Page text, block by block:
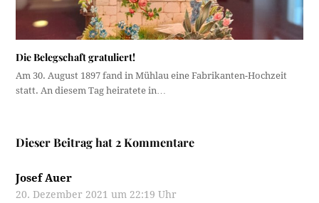
Die Belegschaft gratuliert!
Am 30. August 1897 fand in Mühlau eine Fabrikanten-Hochzeit
statt. An diesem Tag heiratete in…
Dieser Beitrag hat 2 Kommentare
Josef Auer
20. Dezember 2021 um 22:19 Uhr